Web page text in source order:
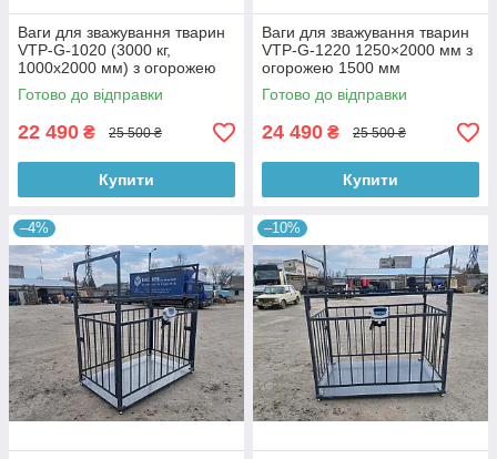
Ваги для зважування тварин
VTP-G-1020 (3000 кг,
1000х2000 мм) з огорожею
1500 мм
Готово до відправки
22 490 ₴ 25 500 ₴
Купити
Ваги для зважування тварин
VTP-G-1220 1250×2000 мм з
огорожею 1500 мм
Готово до відправки
24 490 ₴ 25 500 ₴
Купити
–4% –10%